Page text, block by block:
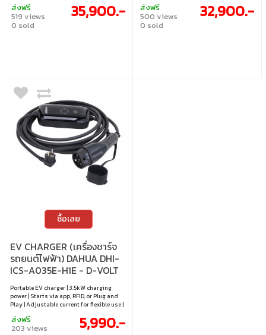
connectivity options | IP65 / IK08 with full
electrical protection system
ส่งฟรี
519 views
0 sold
35,900.-
connectivity options | IP65 / IK08 with full
electrical protection system
ส่งฟรี
500 views
0 sold
32,900.-
ซื้อเลย
EV CHARGER (เครื่องชาร์จ
รถยนต์ไฟฟ้า) DAHUA DHI-
ICS-A035E-H1E - D-VOLT
MINI PROTABLE
Portable EV charger | 3.5kW charging
power | Starts via app, RFID, or Plug and
Play | Adjustable current for flexible use |
ส่งฟรี
203 views 5,990.-